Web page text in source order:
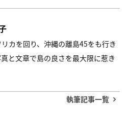
カを回り、沖縄の離島45をも行き
と文章で島の良さを最大限に惹き
執筆記事一覧